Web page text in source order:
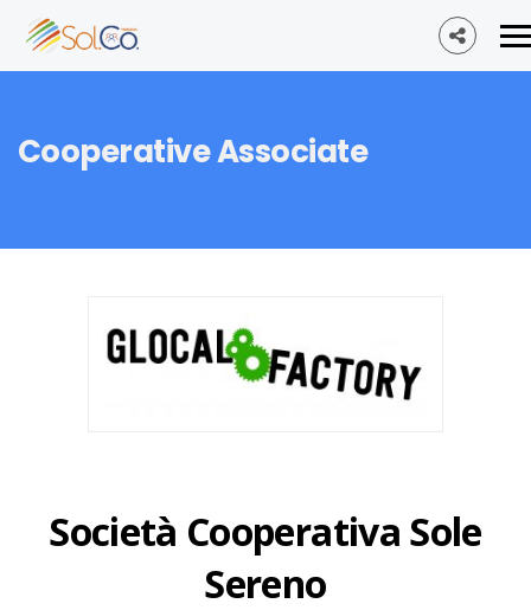
Cooperative Associate
Società Cooperativa Sole
Sereno